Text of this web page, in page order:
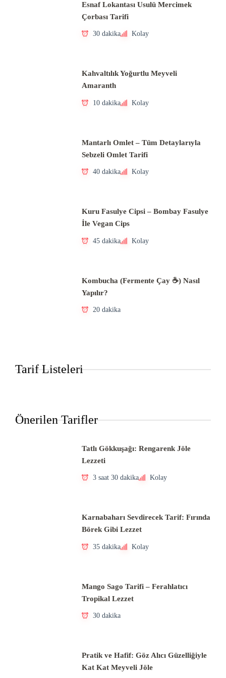
Esnaf Lokantası Usulü Mercimek
Çorbası Tarifi
30 dakika Kolay
Kahvaltılık Yoğurtlu Meyveli
Amaranth
10 dakika Kolay
Mantarlı Omlet – Tüm Detaylarıyla
Sebzeli Omlet Tarifi
40 dakika Kolay
Kuru Fasulye Cipsi – Bombay Fasulye
İle Vegan Cips
45 dakika Kolay
Kombucha (Fermente Çay ☕) Nasıl
Yapılır?
20 dakika
Tarif Listeleri
Önerilen Tarifler
Tatlı Gökkuşağı: Rengarenk Jöle
Lezzeti
3 saat 30 dakika Kolay
Karnabaharı Sevdirecek Tarif: Fırında
Börek Gibi Lezzet
35 dakika Kolay
Mango Sago Tarifi – Ferahlatıcı
Tropikal Lezzet
30 dakika
Pratik ve Hafif: Göz Alıcı Güzelliğiyle
Kat Kat Meyveli Jöle